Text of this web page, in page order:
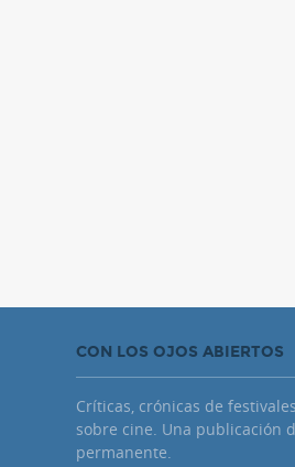
CON LOS OJOS ABIERTOS
Críticas, crónicas de
sobre cine. Una publicación
permanente.